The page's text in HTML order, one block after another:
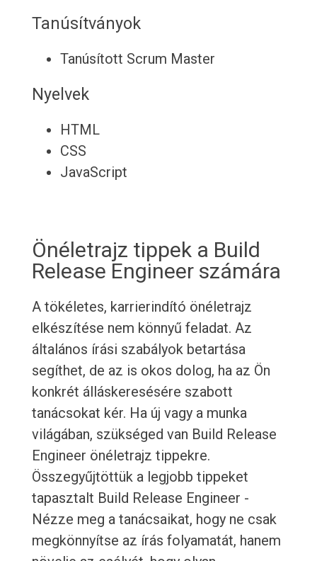
Tanúsítványok
Tanúsított Scrum Master
Nyelvek
HTML
CSS
JavaScript
Önéletrajz tippek a Build
Release Engineer számára
A tökéletes, karrierindító önéletrajz
elkészítése nem könnyű feladat. Az
általános írási szabályok betartása
segíthet, de az is okos dolog, ha az Ön
konkrét álláskeresésére szabott
tanácsokat kér. Ha új vagy a munka
világában, szükséged van Build Release
Engineer önéletrajz tippekre.
Összegyűjtöttük a legjobb tippeket
tapasztalt Build Release Engineer -
Nézze meg a tanácsaikat, hogy ne csak
megkönnyítse az írás folyamatát, hanem